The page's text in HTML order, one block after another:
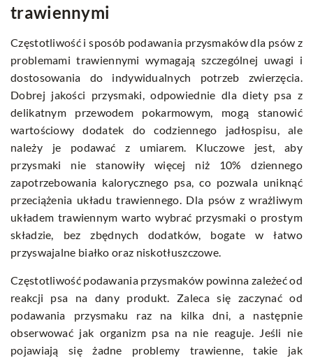
trawiennymi
Częstotliwość i sposób podawania przysmaków dla psów z
problemami trawiennymi wymagają szczególnej uwagi i
dostosowania do indywidualnych potrzeb zwierzęcia.
Dobrej jakości przysmaki, odpowiednie dla diety psa z
delikatnym przewodem pokarmowym, mogą stanowić
wartościowy dodatek do codziennego jadłospisu, ale
należy je podawać z umiarem. Kluczowe jest, aby
przysmaki nie stanowiły więcej niż 10% dziennego
zapotrzebowania kalorycznego psa, co pozwala uniknąć
przeciążenia układu trawiennego. Dla psów z wrażliwym
układem trawiennym warto wybrać przysmaki o prostym
składzie, bez zbędnych dodatków, bogate w łatwo
przyswajalne białko oraz niskotłuszczowe.
Częstotliwość podawania przysmaków powinna zależeć od
reakcji psa na dany produkt. Zaleca się zaczynać od
podawania przysmaku raz na kilka dni, a następnie
obserwować jak organizm psa na nie reaguje. Jeśli nie
pojawiają się żadne problemy trawienne, takie jak